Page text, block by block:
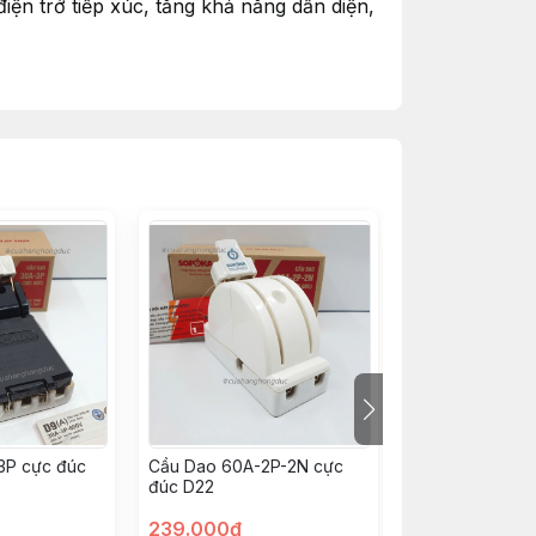
trở tiếp xúc, tăng khả năng dẫn diện,
hồ quang khi đóng điện.
xuất công nghiệp.
cực đúc
Cầu Dao 60A-2P-2N cực
đúc D22
239.000đ